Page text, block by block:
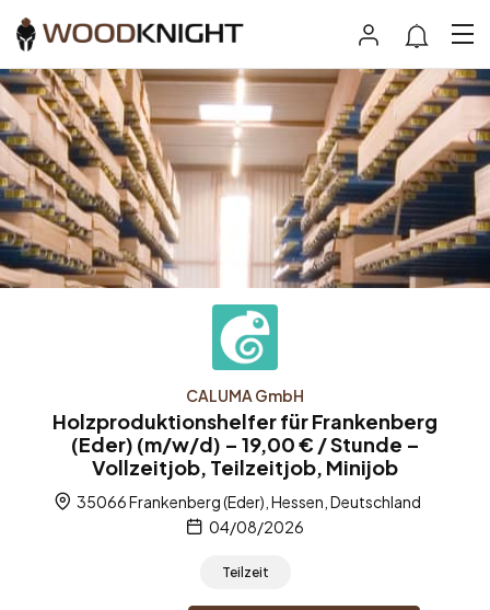
CALUMA GmbH
Holzproduktionshelfer für Frankenberg
(Eder) (m/w/d) – 19,00 € / Stunde –
Vollzeitjob, Teilzeitjob, Minijob
35066 Frankenberg (Eder), Hessen, Deutschland
04/08/2026
Teilzeit